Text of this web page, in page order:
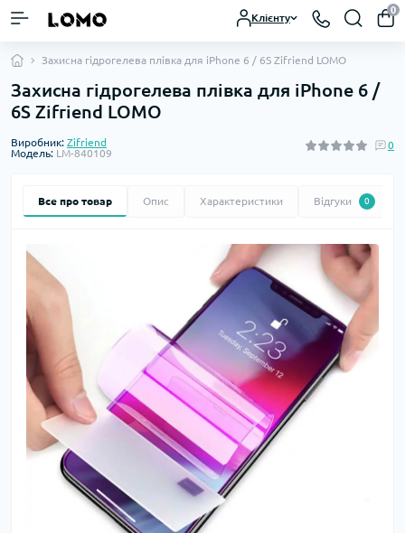
Клієнту
0
Захисна гідрогелева плівка для iPhone 6 / 6S Zifriend LOMO
Захисна гідрогелева плівка для iPhone 6 /
6S Zifriend LOMO
Виробник: Zifriend
Модель: LM-840109
0
Все про товар Опис Характеристики Відгуки 0